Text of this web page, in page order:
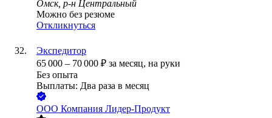
Омск, р-н Центральный
Можно без резюме
Откликнуться
Экспедитор
65 000 – 70 000 ₽ за месяц, на руки
Без опыта
Выплаты: Два раза в месяц
ООО Компания Лидер-Продукт